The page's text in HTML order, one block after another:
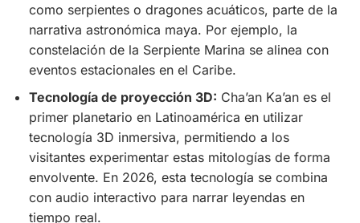
como serpientes o dragones acuáticos, parte de la
narrativa astronómica maya. Por ejemplo, la
constelación de la Serpiente Marina se alinea con
eventos estacionales en el Caribe.
Tecnología de proyección 3D: Cha’an Ka’an es el
primer planetario en Latinoamérica en utilizar
tecnología 3D inmersiva, permitiendo a los
visitantes experimentar estas mitologías de forma
envolvente. En 2026, esta tecnología se combina
con audio interactivo para narrar leyendas en
tiempo real.